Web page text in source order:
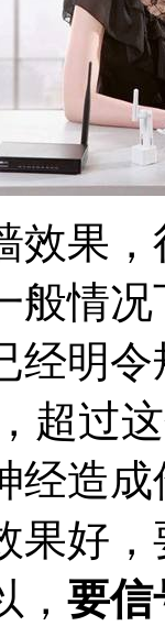
效果
般情
经明
超过
经造
果好
要信